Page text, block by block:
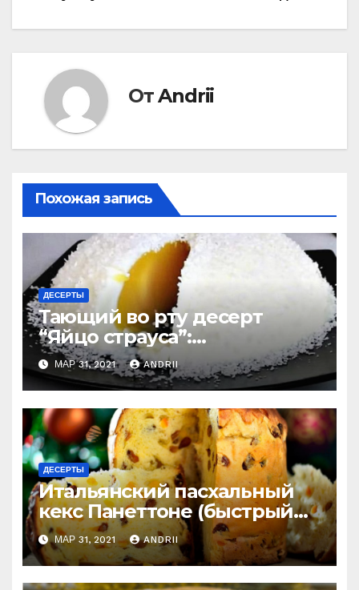
по
ОтAndrii
Похожая запись
ДЕСЕРТЫ
Тающий во рту десерт
“Яйцо страуса”:
удивительно легко
приготовить
МАР 31, 2021 ANDRII
ДЕСЕРТЫ
Итальянский пасхальный
кекс Панеттоне (быстрый
рецепт). Готовлю
постоянно!
МАР 31, 2021 ANDRII